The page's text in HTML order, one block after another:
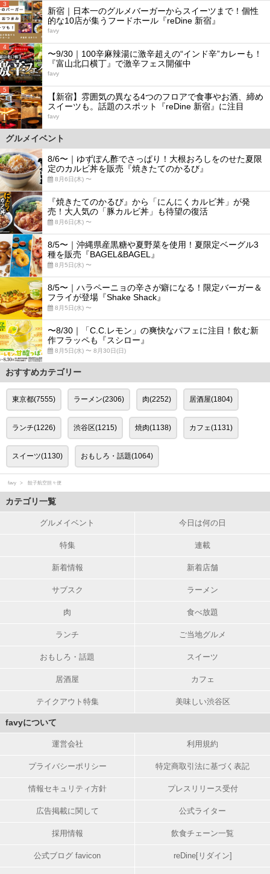
3
新宿｜日本一のグルメバーガーからスイーツまで！個性
的な10店が集うフードホール『reDine 新宿』
favy
4
〜9/30｜100辛麻辣湯に激辛超えの“インド辛”カレーも！
『富山北口横丁』で激辛フェス開催中
favy
5
【新宿】雰囲気の異なる4つのフロアで食事やお酒、締め
スイーツも。話題のスポット『reDine 新宿』に注目
favy
グルメイベント
8/6〜｜ゆずぽん酢でさっぱり！大根おろしをのせた夏限
定のカルビ丼を販売『焼きたてのかるび』
8月6日(木) 〜
『焼きたてのかるび』から「にんにくカルビ丼」が発
売！大人気の「豚カルビ丼」も待望の復活
8月6日(木) 〜
8/5〜｜沖縄県産黒糖や夏野菜を使用！夏限定ベーグル3
種を販売『BAGEL&BAGEL』
8月5日(水) 〜
8/5〜｜ハラペーニョの辛さが癖になる！限定バーガー＆
フライが登場『Shake Shack』
8月5日(水) 〜
〜8/30｜「C.C.レモン」の爽快なパフェに注目！飲む新
作フラッペも『スシロー』
8月5日(水) 〜 8月30日(日)
おすすめカテゴリー
東京都(7555) ラーメン(2306) 肉(2252) 居酒屋(1804)
ランチ(1226) 渋谷区(1215) 焼肉(1138) カフェ(1131)
スイーツ(1130) おもしろ・話題(1064)
favy 餃子航空担々便
カテゴリ一覧
グルメイベント 今日は何の日
特集 連載
新着情報 新着店舗
サブスク ラーメン
肉 食べ放題
ランチ ご当地グルメ
おもしろ・話題 スイーツ
居酒屋 カフェ
テイクアウト特集 美味しい渋谷区
favyについて
運営会社 利用規約
プライバシーポリシー 特定商取引法に基づく表記
情報セキュリティ方針 プレスリリース受付
広告掲載に関して 公式ライター
採用情報 飲食チェーン一覧
公式ブログ favicon reDine[リダイン]